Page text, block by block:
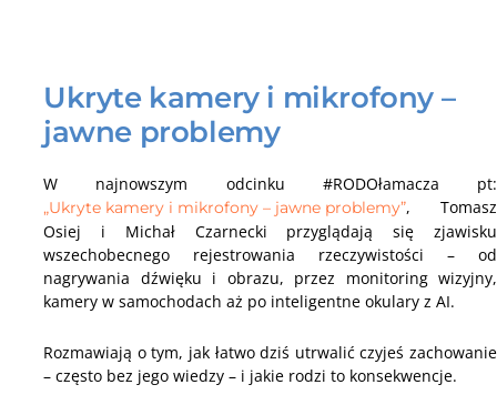
Ukryte kamery i mikrofony –
jawne problemy
W najnowszym odcinku #RODOłamacza pt:
„Ukryte kamery i mikrofony – jawne problemy”, Tomasz
Osiej i Michał Czarnecki przyglądają się zjawisku
wszechobecnego rejestrowania rzeczywistości – od
nagrywania dźwięku i obrazu, przez monitoring wizyjny,
kamery w samochodach aż po inteligentne okulary z AI.
Rozmawiają o tym, jak łatwo dziś utrwalić czyjeś zachowanie
– często bez jego wiedzy – i jakie rodzi to konsekwencje.